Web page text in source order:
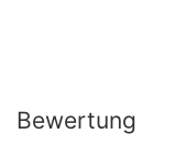
Bewertung